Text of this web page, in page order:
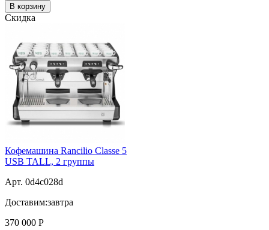
В корзину
Скидка
Кофемашина Rancilio Classe 5
USB TALL, 2 группы
Арт. 0d4c028d
Доставим:завтра
370 000 Р